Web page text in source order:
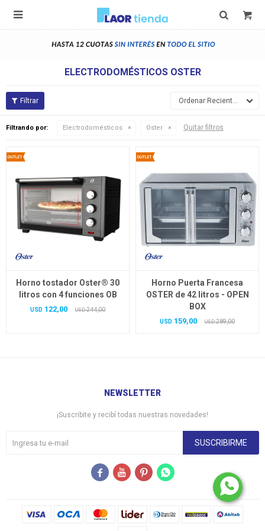

ELECTRODOMÉSTICOS OSTER
Recientes
Filtrando por: Electrodomésticos Oster Quitar filtros
Horno tostador Oster® 30
litros con 4 funciones OB
USD 122,00 USD 244,00
Horno Puerta Francesa
OSTER de 42 litros - OPEN
BOX
USD 159,00 USD 289,00
NEWSLETTER
¡Suscribite y recibí todas nuestras novedades!
SUSCRIBIRME
   